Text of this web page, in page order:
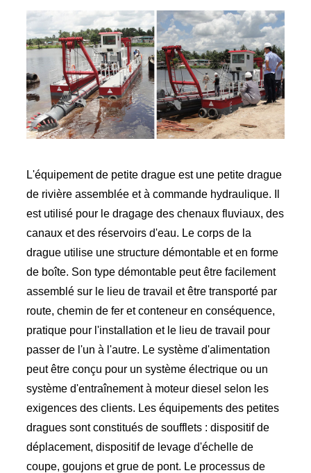
L'équipement de petite drague est une petite drague
de rivière assemblée et à commande hydraulique. Il
est utilisé pour le dragage des chenaux fluviaux, des
canaux et des réservoirs d'eau. Le corps de la
drague utilise une structure démontable et en forme
de boîte. Son type démontable peut être facilement
assemblé sur le lieu de travail et être transporté par
route, chemin de fer et conteneur en conséquence,
pratique pour l'installation et le lieu de travail pour
passer de l'un à l'autre. Le système d'alimentation
peut être conçu pour un système électrique ou un
système d'entraînement à moteur diesel selon les
exigences des clients. Les équipements des petites
dragues sont constitués de soufflets : dispositif de
déplacement, dispositif de levage d'échelle de
coupe, goujons et grue de pont. Le processus de